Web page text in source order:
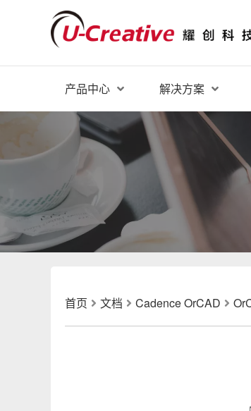
产品中心 解决方案
首页 文档 Cadence OrCAD